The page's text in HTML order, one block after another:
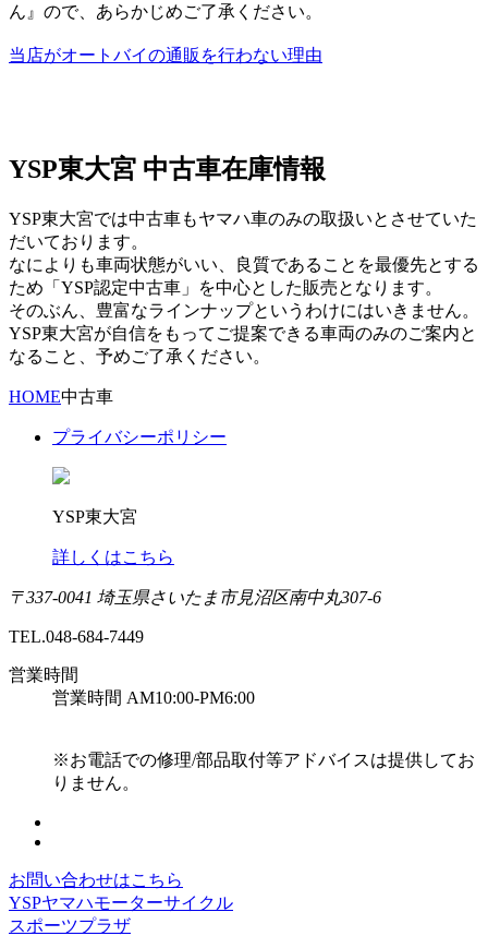
ん』ので、あらかじめご了承ください。
当店がオートバイの通販を行わない理由
YSP東大宮 中古車在庫情報
YSP東大宮では中古車もヤマハ車のみの取扱いとさせていた
だいております。
なによりも車両状態がいい、良質であることを最優先とする
ため「YSP認定中古車」を中心とした販売となります。
そのぶん、豊富なラインナップというわけにはいきません。
YSP東大宮が自信をもってご提案できる車両のみのご案内と
なること、予めご了承ください。
HOME中古車
プライバシーポリシー
YSP東大宮
詳しくはこちら
〒337-0041 埼玉県さいたま市見沼区南中丸307-6
TEL.048-684-7449
営業時間
営業時間 AM10:00-PM6:00
※お電話での修理/部品取付等アドバイスは提供してお
りません。
お問い合わせはこちら
YSPヤマハモーターサイクル
スポーツプラザ